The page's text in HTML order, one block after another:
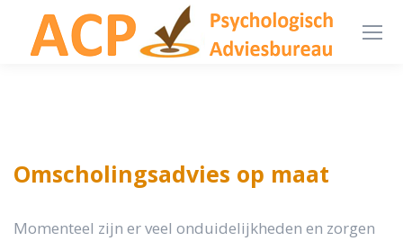
Omscholingsadvies op maat
Momenteel zijn er veel onduidelijkheden en zorgen